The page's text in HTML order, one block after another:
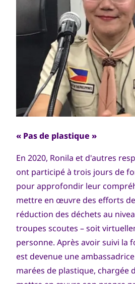
« Pas de plastique »
En 2020, Ronila et d'autres
ont participé à trois jours de
pour approfondir leur
mettre en œuvre des efforts
réduction des déchets au
troupes scoutes – soit
personne. Après avoir suivi la
est devenue une
marées de plastique, chargée